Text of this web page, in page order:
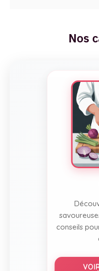
Nos
conseils